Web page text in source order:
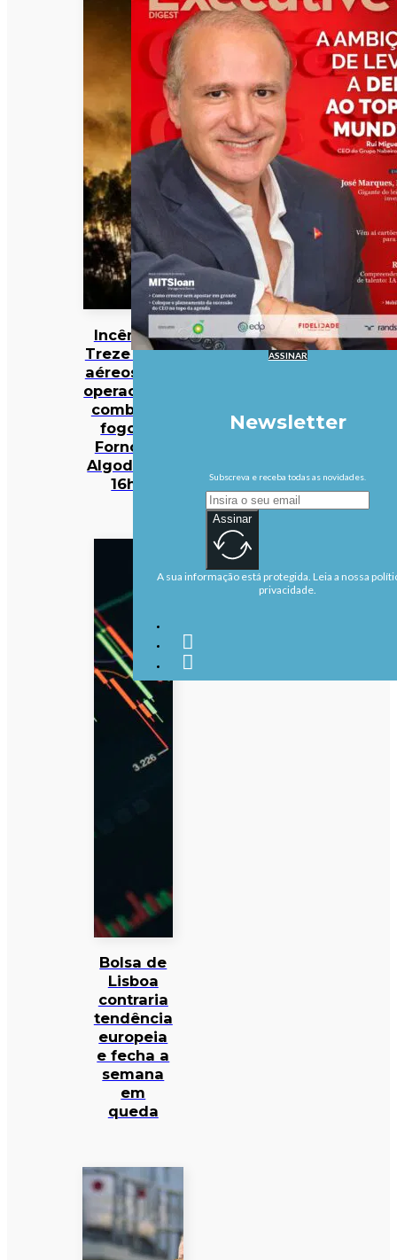
Incêndios:
Treze meios
aéreos e 301
operacionais
combatem
fogo em
Fornos de
Algodres às
16h50
Bolsa de
Lisboa
contraria
tendência
europeia
e fecha a
semana
em
queda
ASSINAR
Newsletter
Subscreva e receba todas as novidades.
Assinar
A sua informação está protegida. Leia a nossa
privacidade.